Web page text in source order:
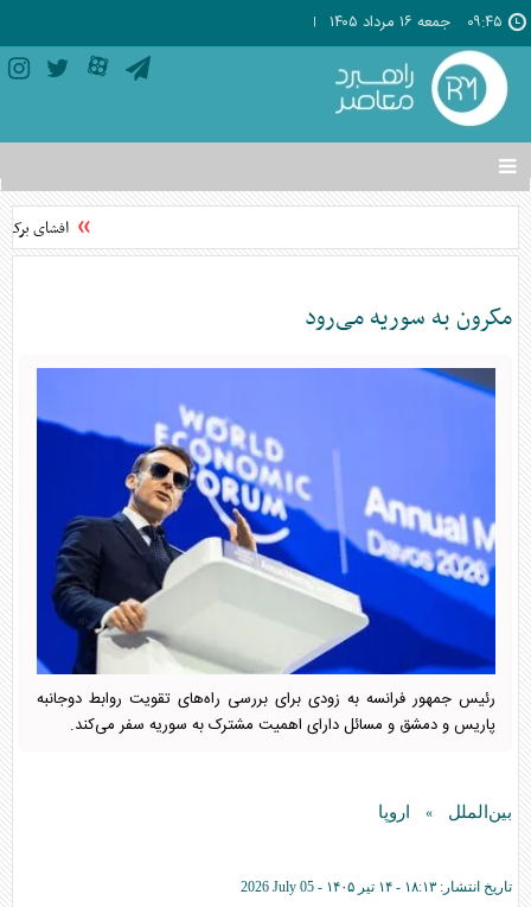
۰۹:۴۵ جمعه ۱۶ مرداد ۱۴۰۵
تغییر
وضعیت
منوی
ها
افشای
مکرون به سوریه می‌رود
رئیس جمهور فرانسه به زودی برای بررسی راه‌های تقویت روابط دوجانبه
پاریس و دمشق و مسائل دارای اهمیت مشترک به سوریه سفر می‌کند.
بین‌الملل » اروپا
تاریخ انتشار: ۱۸:۱۳ - ۱۴ تير ۱۴۰۵ -
2026 July 05